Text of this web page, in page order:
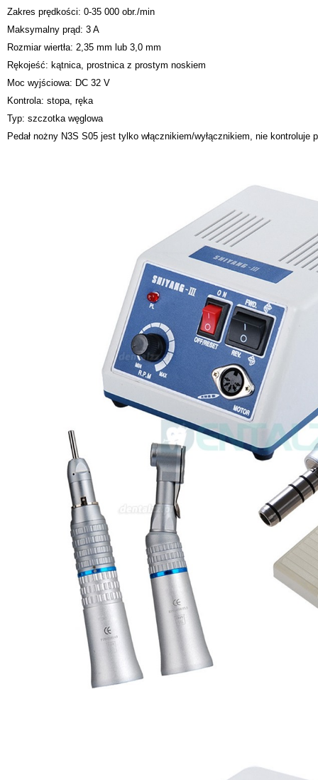
Zakres prędkości: 0-35 000 obr./min
Maksymalny prąd: 3 A
Rozmiar wiertła: 2,35 mm lub 3,0 mm
Rękojeść: kątnica, prostnica z prostym noskiem
Moc wyjściowa: DC 32 V
Kontrola: stopa, ręka
Typ: szczotka węglowa
Pedał nożny N3S S05 jest tylko włącznikiem/wyłącznikiem, nie kontroluje